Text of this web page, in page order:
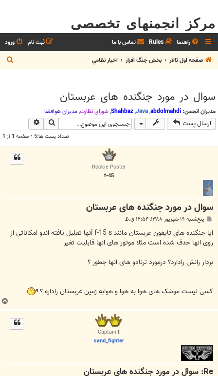
مرکز انجمنهای تخصصی
راهنما Rules تماس با ما ورود
ثبت نام
صفحه اول تالار
بخش جنگ افزار اخبار نظامي
س
سوال در مورد جنگنده های عربستان
مدیران انجمن: abdolmahdi
,
Java
,
Shahbaz
,شوراي نظارت,مديران هوافضا
ارسال پست جستجو
تعداد پست ها:5 • صفحه 1 از 1
Rookie Poster
t-45
سوال در مورد جنگنده های عربستان
س
ت
پنج‌شنبه ۱۹ شهریور ۱۳۸۸, ۱۲:۵۴ ق.ظ
ایا جنگنده های تایفون عربستان مانند f-15 s آنها تقلیل یافته اندو امکاناتی از
روی انها حدف شده است مثلا موتور های انها قابلیت تغیر
بردار رانش رادارد؟ درمورد ترنادو های انها جطور ؟
کسی لیست موشک های هوا به هوا و هوابه زمین عربستان راداره ؟
Captain II
sand_fighter
Re: سوال در مورد جنگنده های عربستان